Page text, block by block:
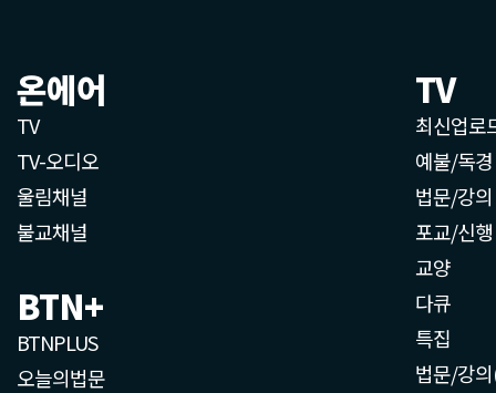
온에어
TV
TV-오디오
울림채널
불교채널
BTN+
BTNPLUS
오늘의법문
TV
최신업로
예불/독경
법문/강의
포교/신행
교양
다큐
특집
법문/강